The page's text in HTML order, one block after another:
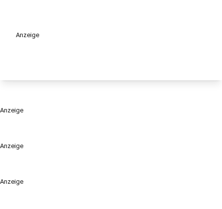
Anzeige
Anzeige
Anzeige
Anzeige